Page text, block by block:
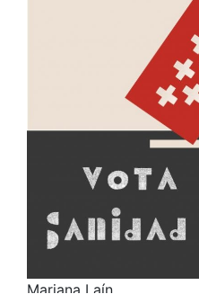
Mariana Laín